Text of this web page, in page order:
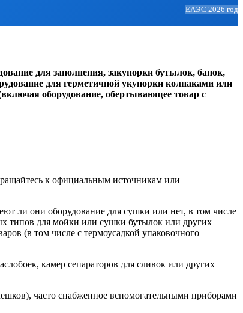
ЕАЭС 2026 год
для заполнения, закупорки бутылок, банок,
для герметичной укупорки колпаками или
оборудование, обертывающее товар с
к официальным источникам или
ли они оборудование для сушки или нет, в том числе
типов для мойки или сушки бутылок или других
(в том числе с термоусадкой упаковочного
камер сепараторов для сливок или других
часто снабженное вспомогательными приборами